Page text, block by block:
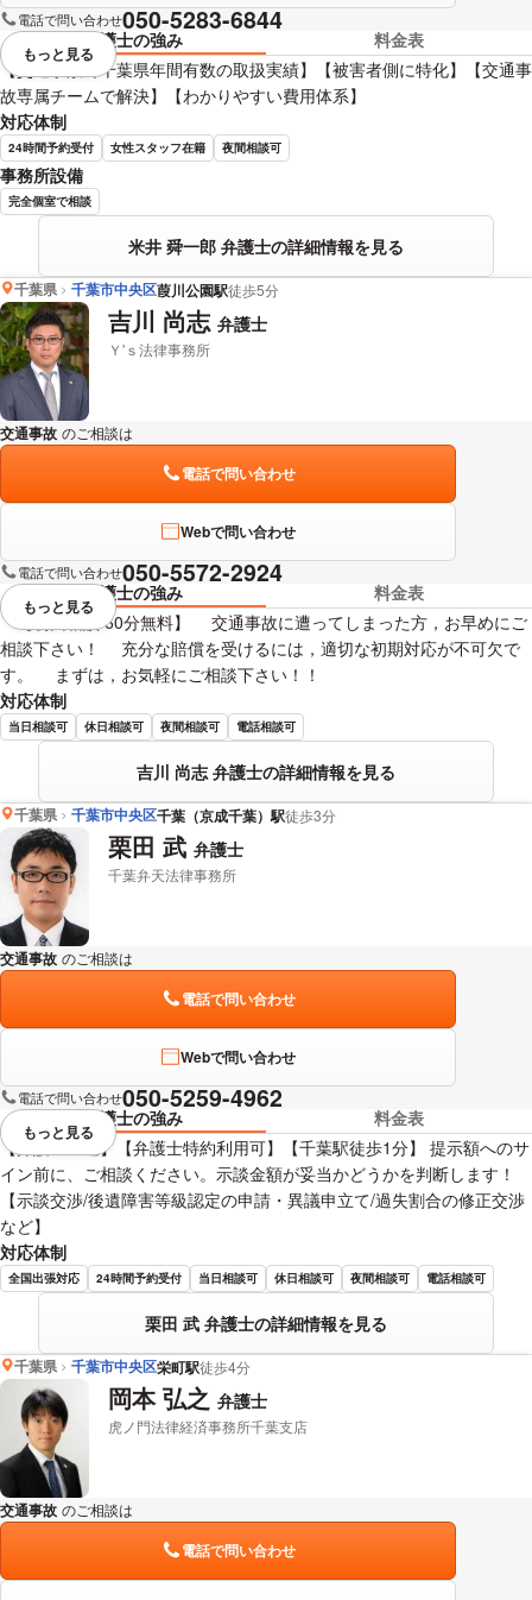
電話で問い合わせ050-5283-6844
弁護士の強み
料金表
【交通事故で千葉県年間有数の取扱実績】【被害者側に特化】【交通事
故専属チームで解決】【わかりやすい費用体系】
対応体制
24時間予約受付 女性スタッフ在籍 夜間相談可
事務所設備
完全個室で相談
米井 舜一郎 弁護士の詳細情報を見る
視覚的に省略されている要素を
もっと見る
千葉県 千葉市中央区葭川公園駅徒歩5分
吉川 尚志 弁護士
Ｙ'ｓ法律事務所
交通事故 のご相談は
電話で問い合わせ
Webで問い合わせ
電話で問い合わせ050-5572-2924
弁護士の強み
料金表
【初回相談 60分無料】 交通事故に遭ってしまった方，お早めにご
相談下さい！ 充分な賠償を受けるには，適切な初期対応が不可欠で
す。 まずは，お気軽にご相談下さい！！
対応体制
当日相談可 休日相談可 夜間相談可 電話相談可
吉川 尚志 弁護士の詳細情報を見る
視覚的に省略されている要素を
もっと見る
千葉県 千葉市中央区千葉（京成千葉）駅徒歩3分
栗田 武 弁護士
千葉弁天法律事務所
交通事故 のご相談は
電話で問い合わせ
Webで問い合わせ
電話で問い合わせ050-5259-4962
弁護士の強み
料金表
【弁護士直通】【弁護士特約利用可】【千葉駅徒歩1分】 提示額へのサ
イン前に、ご相談ください。示談金額が妥当かどうかを判断します！
【示談交渉/後遺障害等級認定の申請・異議申立て/過失割合の修正交渉
など】
対応体制
全国出張対応 24時間予約受付 当日相談可 休日相談可 夜間相談可 電話相談可
栗田 武 弁護士の詳細情報を見る
視覚的に省略されている要素を
もっと見る
千葉県 千葉市中央区栄町駅徒歩4分
岡本 弘之 弁護士
虎ノ門法律経済事務所千葉支店
交通事故 のご相談は
電話で問い合わせ